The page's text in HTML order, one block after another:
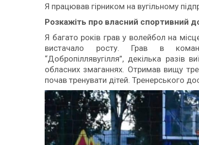
Я працював гірником на вугільному
Розкажіть про власний спортивний
Я багато років грав у волейбол на
вистачало росту. Грав в
“Добропіллявугілля”, декілька
обласних змаганнях. Отримав вищу
почав тренувати дітей. Тренерського